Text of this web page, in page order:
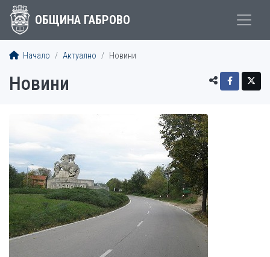
ОБЩИНА ГАБРОВО
Начало Актуално Новини
Новини
СТАТИИ